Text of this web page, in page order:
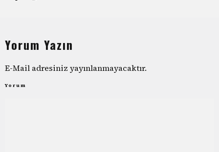
Yorum Yazın
E-Mail adresiniz yayınlanmayacaktır.
Yorum